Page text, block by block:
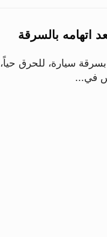
اتهامه بالسرقة
سيارة، للحرق حياً،
في...